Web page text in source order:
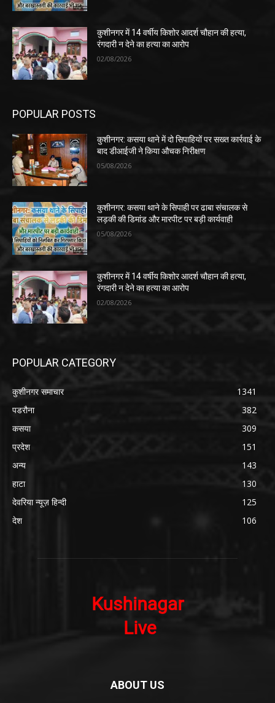
कुशीनगर में 14 वर्षीय किशोर आदर्श चौहान की हत्या,
रंगदारी न देने का हत्या का आरोप
02/08/2026
POPULAR POSTS
कुशीनगर: कसया थाने में दो सिपाहियों पर सख्त कार्रवाई के
बाद डीआईजी ने किया औचक निरीक्षण
05/08/2026
कुशीनगर: कसया थाने के सिपाही पर ढाबा संचालक से
लड़की की डिमांड और मारपीट पर बड़ी कार्यवाही
05/08/2026
कुशीनगर में 14 वर्षीय किशोर आदर्श चौहान की हत्या,
रंगदारी न देने का हत्या का आरोप
02/08/2026
POPULAR CATEGORY
कुशीनगर समाचार
1341
पडरौना
382
कसया
309
प्रदेश
151
अन्य
143
हाटा
130
देवरिया न्यूज़ हिन्दी
125
देश
106
ABOUT US